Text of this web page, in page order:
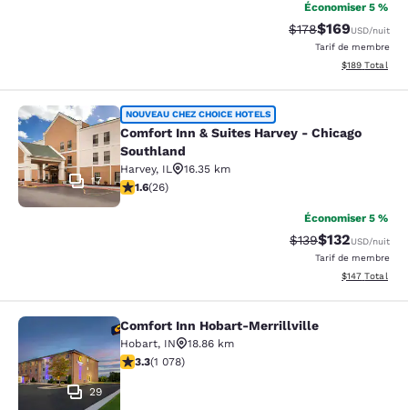
Économiser 5 %
Tarif barré :
$178Tarif réduit :
$169USD/nuit
Tarif de membre
Afficher les
$189 Total
Comfort Inn & Suites Harvey -
17
NOUVEAU CHEZ CHOICE HOTELS
Comfort Inn & Suites Harvey - Chicago
Southland
Harvey, IL
16.35 km
1.65 étoiles. Moyen. 26 commentaires
1.6(26)
Économiser 5 %
Tarif barré :
$139Tarif réduit :
$132USD/nuit
Tarif de membre
Afficher les
$147 Total
Comfort Inn Hobart-Merrillville
29
Comfort Inn Hobart-Merrillville
Hobart, IN
18.86 km
3.28 étoiles. Bien. 1078 commentaires
3.3(1 078)